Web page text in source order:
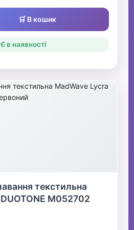
🛒 В кошик
Є в наявності
текстильна
M052702